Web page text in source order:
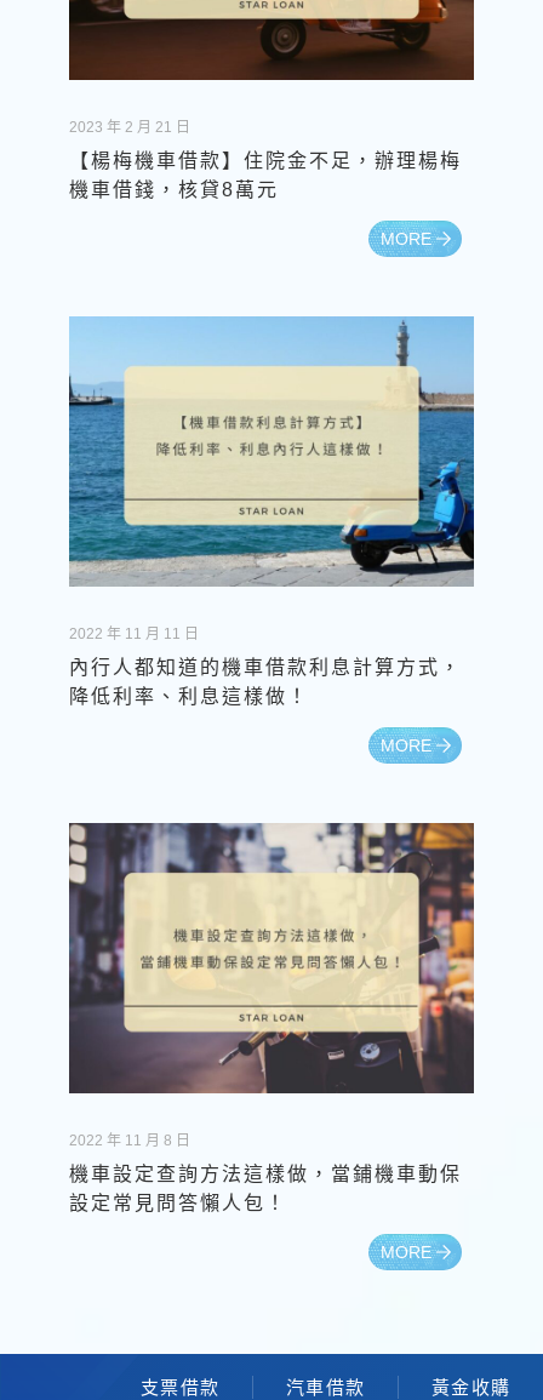
2023 年 2 月 21 日
【楊梅機車借款】住院金不足，辦理楊梅
機車借錢，核貸8萬元
MORE
2022 年 11 月 11 日
內行人都知道的機車借款利息計算方式，
降低利率、利息這樣做！
MORE
2022 年 11 月 8 日
機車設定查詢方法這樣做，當鋪機車動保
設定常見問答懶人包！
MORE
支票借款 汽車借款 黃金收購